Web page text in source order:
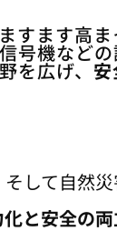
すます高
号機など
を広げ、
して自然災
と安全の